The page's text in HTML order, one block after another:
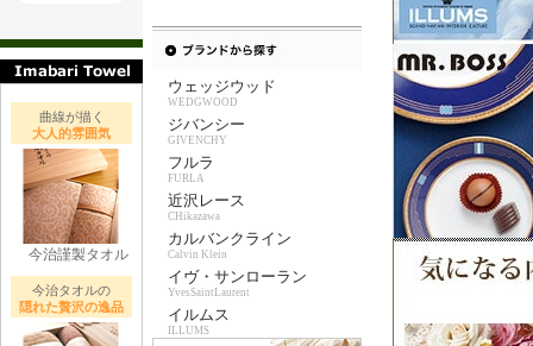
曲線が描く
大人的雰囲気
今治謹製タオル
今治タオルの
隠れた贅沢の逸品
ウェッジウッド
WEDGWOOD
ジバンシー
GIVENCHY
フルラ
FURLA
近沢レース
CHikazawa
カルバンクライン
Calvin Klein
イヴ・サンローラン
YvesSaintLaurent
イルムス
ILLUMS